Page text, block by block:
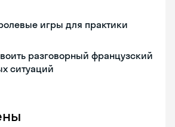
игры для практики
разговорный французский
ситуаций